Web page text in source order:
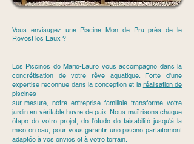
Vous envisagez une Piscine Mon de Pra près de le
Revest les Eaux ?
Les Piscines de Marie-Laure vous accompagne dans la
concrétisation de votre rêve aquatique. Forte d'une
expertise reconnue dans la conception et la réalisation de
piscines
sur-mesure, notre entreprise familiale transforme votre
jardin en véritable havre de paix. Nous maîtrisons chaque
étape de votre projet, de l'étude de faisabilité jusqu'à la
mise en eau, pour vous garantir une piscine parfaitement
adaptée à vos envies et à votre terrain.